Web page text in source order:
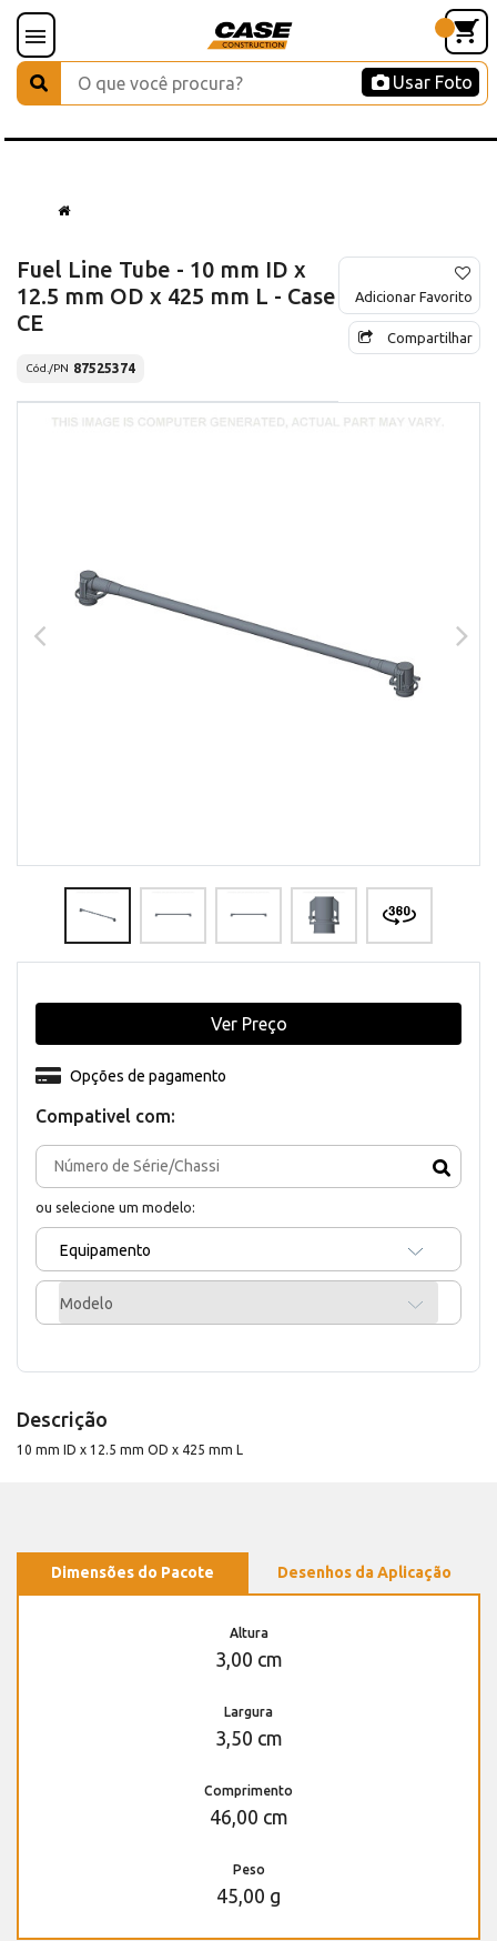
Usar Foto
Fuel Line Tube - 10 mm ID x
12.5 mm OD x 425 mm L - Case
CE
Cód./PN 87525374
Adicionar Favorito
Compartilhar
Compativel com:
ou selecione um modelo:
Equipamento
Modelo
Opções de pagamento
Ver Preço
Descrição
10 mm ID x 12.5 mm OD x 425 mm L
Dimensões do Pacote Desenhos da Aplicação
Altura
3,00 cm
Largura
3,50 cm
Comprimento
46,00 cm
Peso
45,00 g